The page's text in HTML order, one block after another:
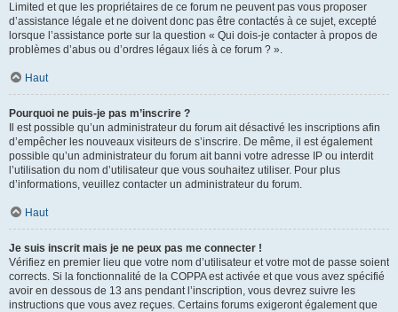
Limited et que les propriétaires de ce forum ne peuvent pas vous proposer
d’assistance légale et ne doivent donc pas être contactés à ce sujet, excepté
lorsque l’assistance porte sur la question « Qui dois-je contacter à propos de
problèmes d’abus ou d’ordres légaux liés à ce forum ? ».
Haut
Pourquoi ne puis-je pas m’inscrire ?
Il est possible qu’un administrateur du forum ait désactivé les inscriptions afin
d’empêcher les nouveaux visiteurs de s’inscrire. De même, il est également
possible qu’un administrateur du forum ait banni votre adresse IP ou interdit
l’utilisation du nom d’utilisateur que vous souhaitez utiliser. Pour plus
d’informations, veuillez contacter un administrateur du forum.
Haut
Je suis inscrit mais je ne peux pas me connecter !
Vérifiez en premier lieu que votre nom d’utilisateur et votre mot de passe soient
corrects. Si la fonctionnalité de la COPPA est activée et que vous avez spécifié
avoir en dessous de 13 ans pendant l’inscription, vous devrez suivre les
instructions que vous avez reçues. Certains forums exigeront également que